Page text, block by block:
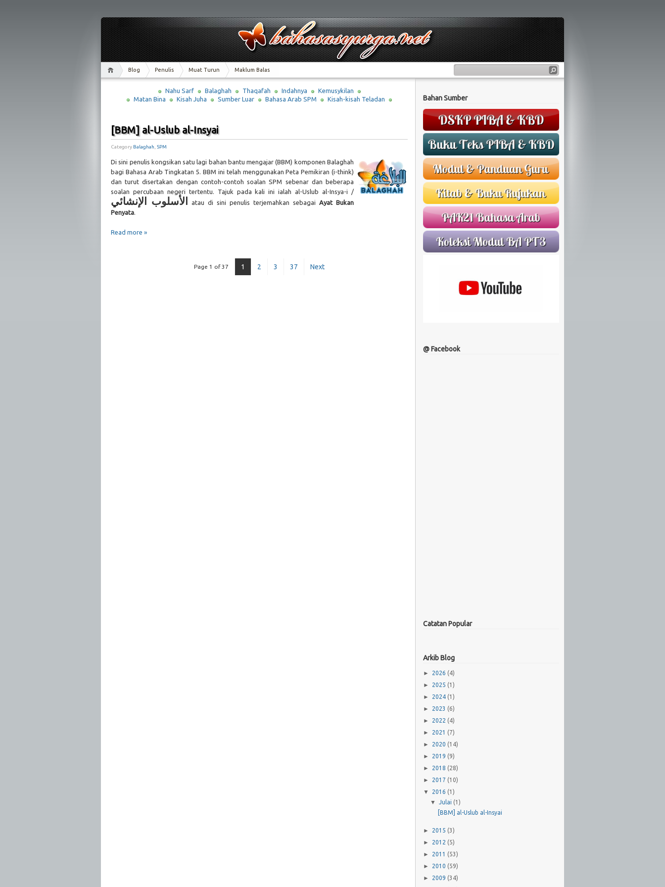
Blog Penulis Muat Turun Maklum Balas
Nahu Sarf Balaghah Thaqafah Indahnya
Kemusykilan
Matan Bina
Kisah Juha Sumber Luar Bahasa Arab SPM Kisah-kisah Teladan
[BBM] al-Uslub al-Insyai
Category Balaghah SPM
Di sini penulis kongsikan satu lagi bahan bantu mengajar (BBM) komponen Balaghah
bagi Bahasa Arab Tingkatan 5. BBM ini telah menggunakan Peta Pemikiran (i-think)
dan turut disertakan dengan contoh-contoh soalan SPM sebenar dan beberapa
soalan percubaan negeri tertentu. Tajuk pada kali ini ialah al-Uslub al-Insya-i /
الأسلوب الإنشائي atau di sini penulis terjemahkan sebagai Ayat Bukan
Penyata
Read more »
Page 1 of 37 1 2 3 37 Next
Bahan Sumber
@ Facebook
Catatan Popular
Arkib Blog
► 2026 (4)
► 2025 (1)
► 2024 (1)
► 2023 (6)
► 2022 (4)
► 2021 (7)
► 2020 (14)
► 2019 (9)
► 2018 (28)
► 2017 (10)
▼ 2016 (1)
▼ Julai (1)
[BBM] al-Uslub al-Insyai
► 2015 (3)
► 2012 (5)
► 2011 (53)
► 2010 (59)
► 2009 (34)